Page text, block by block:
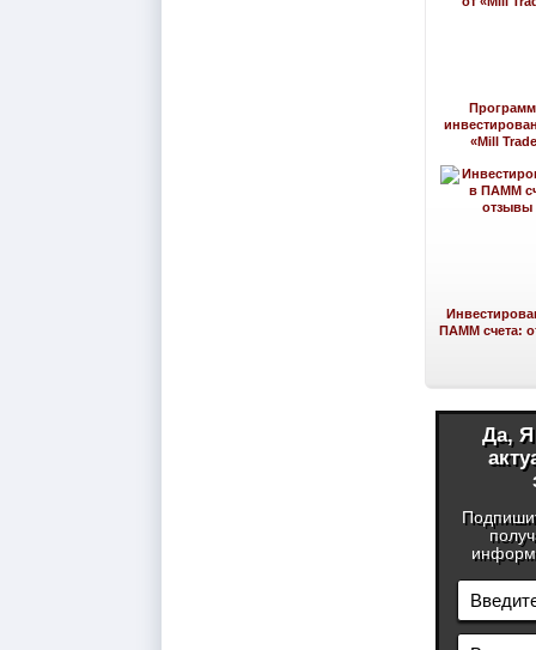
«Mill
ПАММ счета:
Да, Я